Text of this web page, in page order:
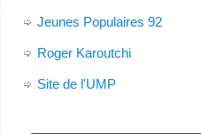
Jeunes Populaires 92
Roger Karoutchi
Site de l'UMP